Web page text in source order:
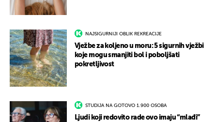
NAJSIGURNIJI OBLIK REKREACIJE
Vježbe za koljeno u moru: 5 sigurnih vježbi
koje mogu smanjiti bol i poboljšati
pokretljivost
STUDIJA NA GOTOVO 1.900 OSOBA
Ljudi koji redovito rade ovo imaju “mlađi”